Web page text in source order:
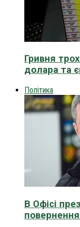
Гривня
долара та
Політика
В Офісі